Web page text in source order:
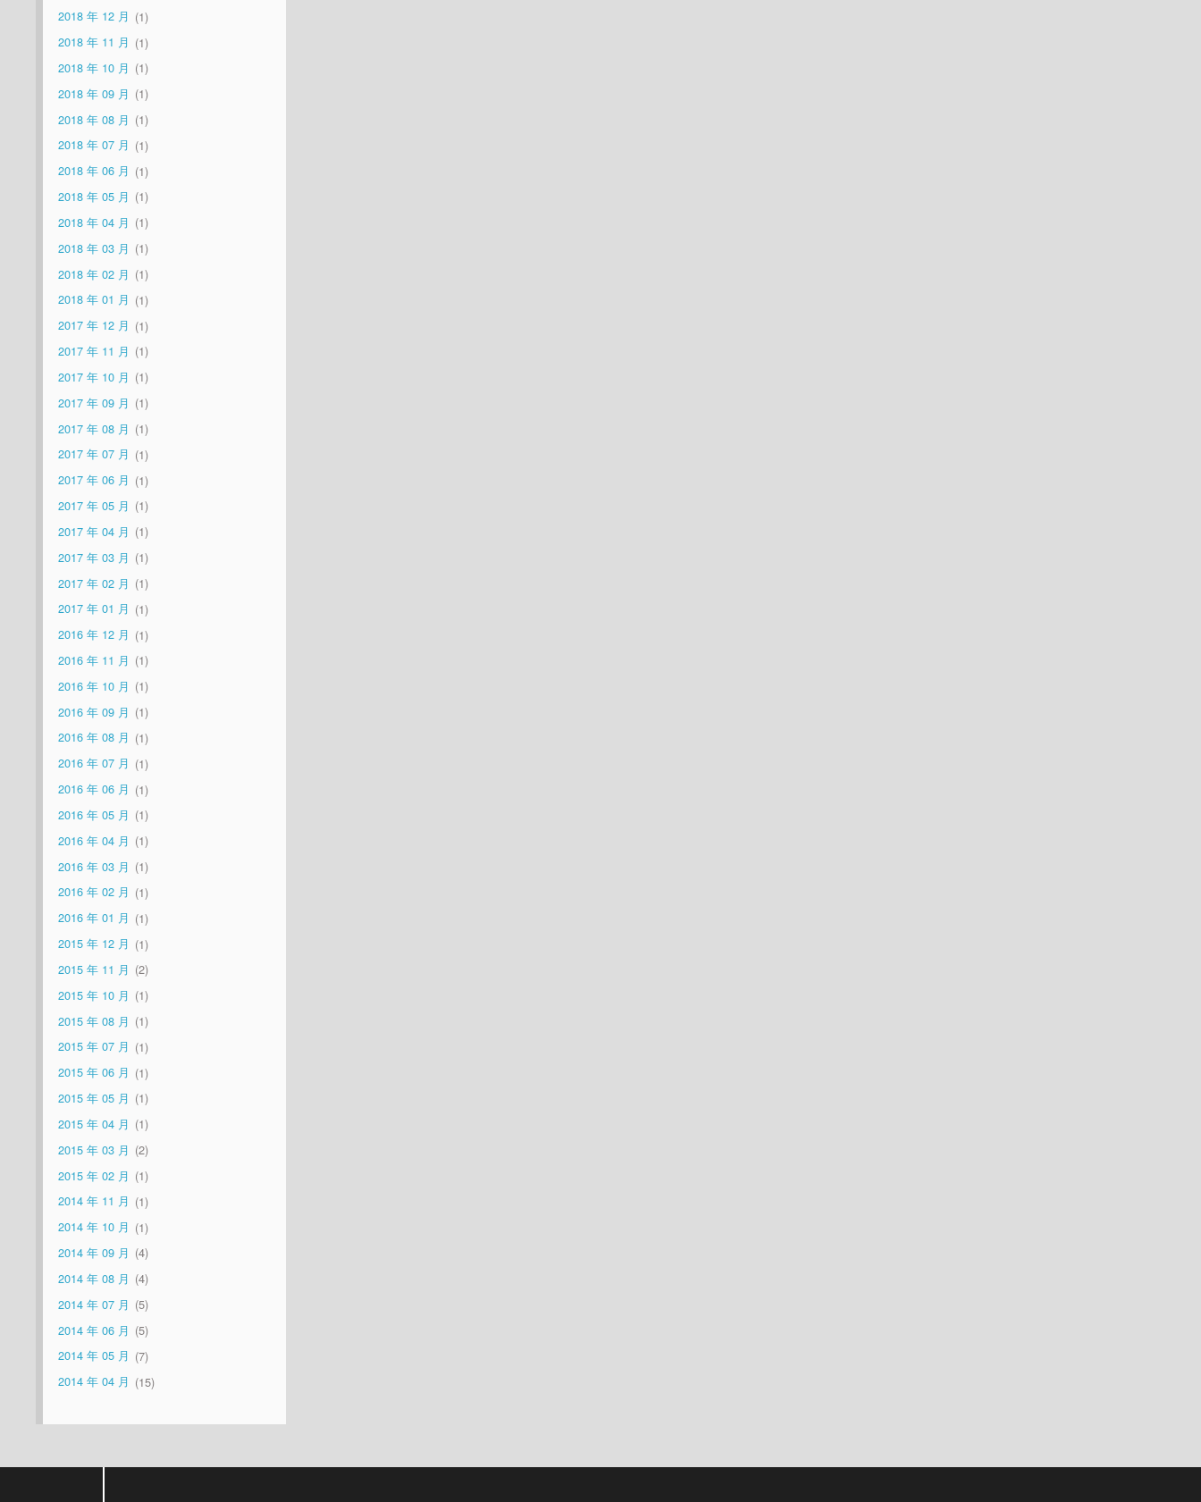
2018 年 12 月
1
2018 年 11 月
1
2018 年 10 月
1
2018 年 09 月
1
2018 年 08 月
1
2018 年 07 月
1
2018 年 06 月
1
2018 年 05 月
1
2018 年 04 月
1
2018 年 03 月
1
2018 年 02 月
1
2018 年 01 月
1
2017 年 12 月
1
2017 年 11 月
1
2017 年 10 月
1
2017 年 09 月
1
2017 年 08 月
1
2017 年 07 月
1
2017 年 06 月
1
2017 年 05 月
1
2017 年 04 月
1
2017 年 03 月
1
2017 年 02 月
1
2017 年 01 月
1
2016 年 12 月
1
2016 年 11 月
1
2016 年 10 月
1
2016 年 09 月
1
2016 年 08 月
1
2016 年 07 月
1
2016 年 06 月
1
2016 年 05 月
1
2016 年 04 月
1
2016 年 03 月
1
2016 年 02 月
1
2016 年 01 月
1
2015 年 12 月
1
2015 年 11 月
2
2015 年 10 月
1
2015 年 08 月
1
2015 年 07 月
1
2015 年 06 月
1
2015 年 05 月
1
2015 年 04 月
1
2015 年 03 月
2
2015 年 02 月
1
2014 年 11 月
1
2014 年 10 月
1
2014 年 09 月
4
2014 年 08 月
4
2014 年 07 月
5
2014 年 06 月
5
2014 年 05 月
7
2014 年 04 月
15